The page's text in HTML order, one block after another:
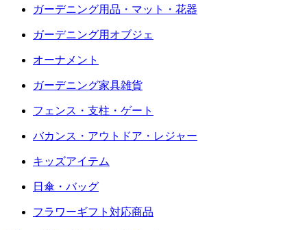
ガーデニング用品・マット・花器
ガーデニング用オブジェ
オーナメント
ガーデニング家具雑貨
フェンス・支柱・ゲート
バカンス・アウトドア・レジャー
キッズアイテム
日傘・バッグ
フラワーギフト対応商品